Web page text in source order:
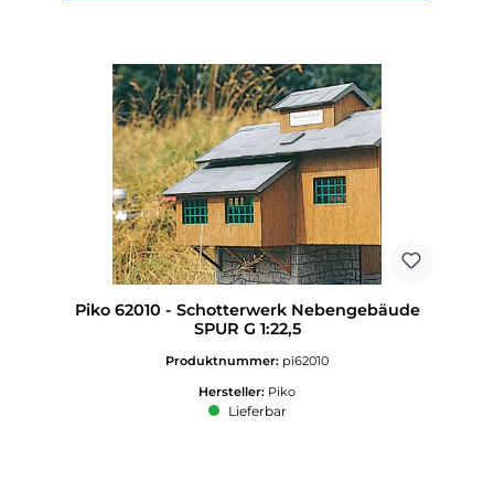
Piko 62010 - Schotterwerk Nebengebäude
SPUR G 1:22,5
Produktnummer: pi62010
Hersteller: Piko
Lieferbar